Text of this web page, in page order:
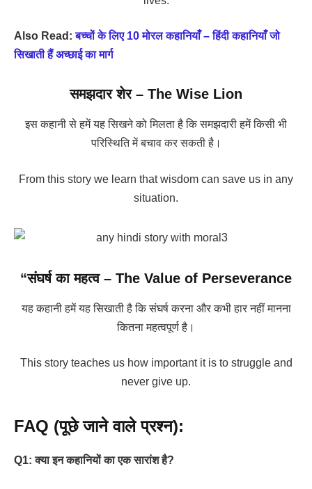
Also Read: बच्चों के लिए 10 मोरल कहानियाँ – हिंदी कहानियाँ जो
सिखाती हैं अच्छाई का मार्ग
समझदार शेर – The Wise Lion
इस कहानी से हमें यह सिखने को मिलता है कि समझदारी हमें किसी भी
परिस्थिति में बचाव कर सकती है।
From this story we learn that wisdom can save us in any
situation.
“संघर्ष का महत्व – The Value of Perseverance
यह कहानी हमें यह सिखाती है कि संघर्ष करना और कभी हार नहीं मानना
कितना महत्वपूर्ण है।
This story teaches us how important it is to struggle and
never give up.
FAQ (पूछे जाने वाले प्रश्न):
Q1: क्या इन कहानियों का एक सारांश है?